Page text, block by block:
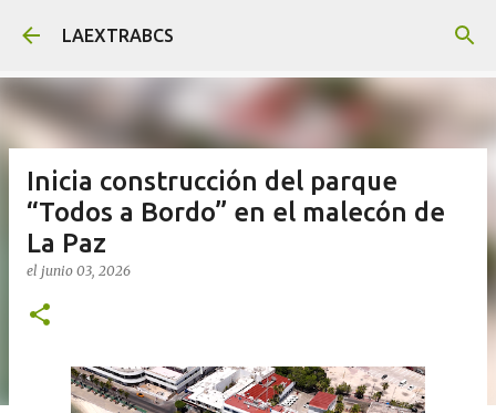
Ir al contenido principal
LAEXTRABCS
Inicia construcción del parque
“Todos a Bordo” en el malecón de
La Paz
el junio 03, 2026